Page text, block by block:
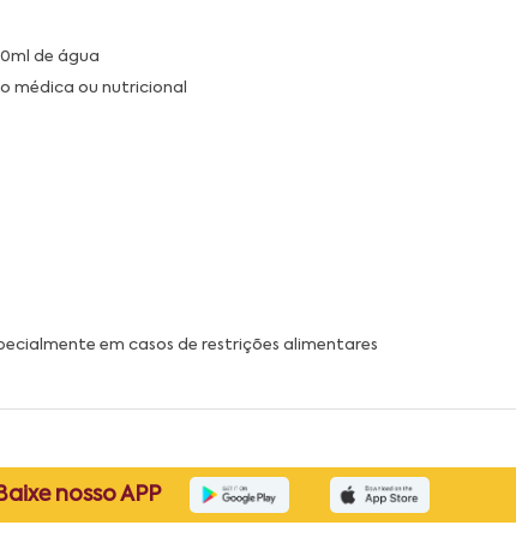
de água
médica ou nutricional
em casos de restrições alimentares
nosso APP